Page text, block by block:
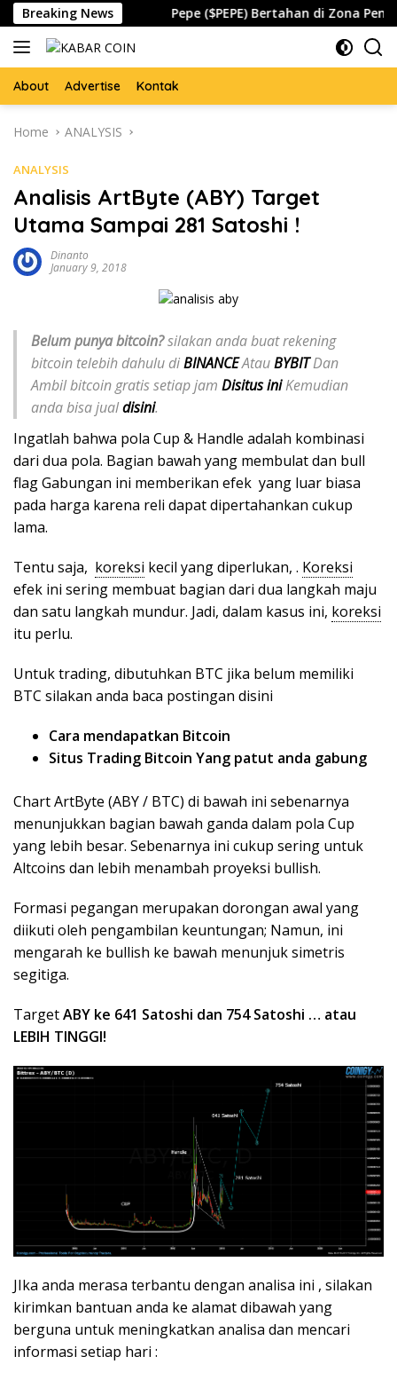
Skip
to
content
Breaking News
Waspada Pepe ($PEPE) Bertahan di Zona Penting,
About Advertise Kontak
Home ANALYSIS
ANALYSIS
Analisis ArtByte (ABY) Target
Utama Sampai 281 Satoshi !
Dinanto
January 9, 2018
Belum punya bitcoin?silakan anda buat rekening
bitcoin telebih dahulu diBINANCEAtauBYBITDan
Ambil bitcoin gratis setiap jam Disitus iniKemudian
anda bisa jualdisini.
Ingatlah bahwa pola Cup & Handle adalah kombinasi
dari dua pola. Bagian bawah yang membulat dan bull
flag Gabungan ini memberikan efek yang luar biasa
pada harga karena reli dapat dipertahankan cukup
lama.
Tentu saja, koreksi kecil yang diperlukan, . Koreksi
efek ini sering membuat bagian dari dua langkah maju
dan satu langkah mundur. Jadi, dalam kasus ini, koreksi
itu perlu.
Untuk trading, dibutuhkan BTC jika belum memiliki
BTC silakan anda baca postingan disini
Cara mendapatkan Bitcoin
Situs Trading Bitcoin Yang patut anda gabung
Chart ArtByte (ABY / BTC) di bawah ini sebenarnya
menunjukkan bagian bawah ganda dalam pola Cup
yang lebih besar. Sebenarnya ini cukup sering untuk
Altcoins dan lebih menambah proyeksi bullish.
Formasi pegangan merupakan dorongan awal yang
diikuti oleh pengambilan keuntungan; Namun, ini
mengarah ke bullish ke bawah menunjuk simetris
segitiga.
TargetABY ke 641 Satoshi dan 754 Satoshi … atau
LEBIH TINGGI!
JIka anda merasa terbantu dengan analisa ini , silakan
kirimkan bantuan anda ke alamat dibawah yang
berguna untuk meningkatkan analisa dan mencari
informasi setiap hari :